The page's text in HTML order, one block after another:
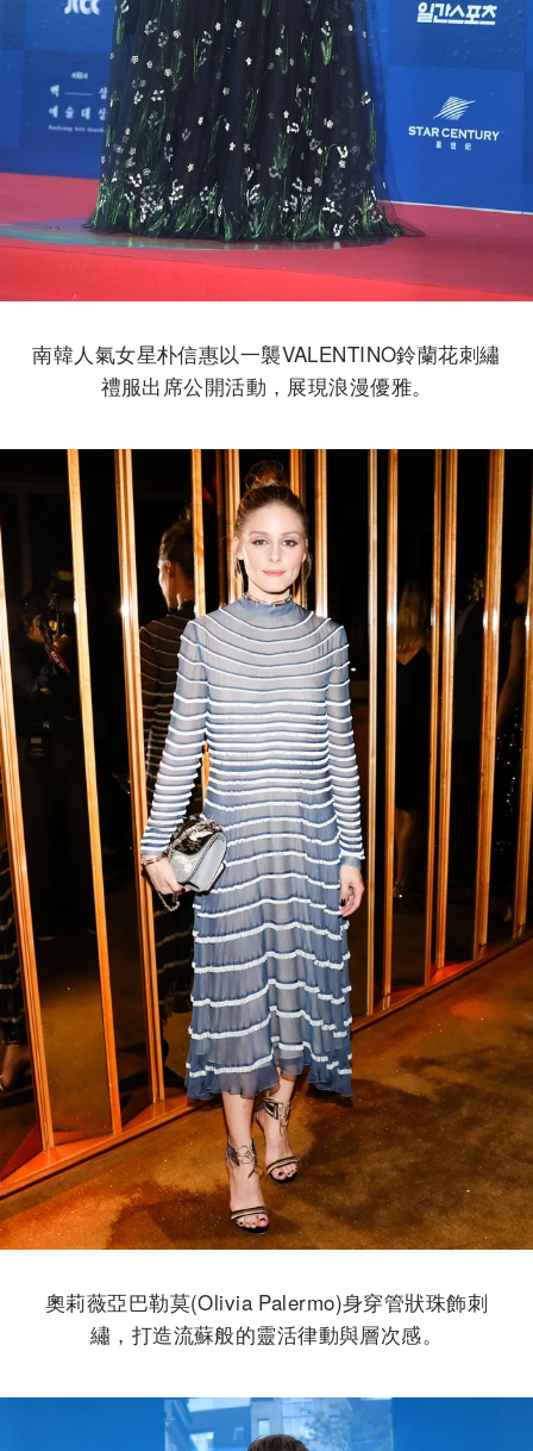
南韓人氣女星朴信惠以一襲VALENTINO鈴蘭花刺繡
禮服出席公開活動，展現浪漫優雅。
奧莉薇亞巴勒莫(Olivia Palermo)身穿管狀珠飾刺
繡，打造流蘇般的靈活律動與層次感。